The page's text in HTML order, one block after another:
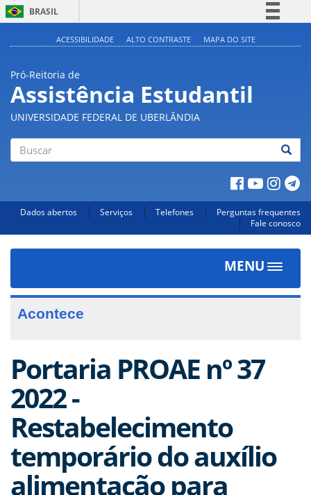
BRASIL
Acesso à informação
Legislação
Canais
ACESSIBILIDADE ALTO CONTRASTE MAPA DO SITE
Pró-Reitoria de
Assistência Estudantil
UNIVERSIDADE FEDERAL DE UBERLÂNDIA
Dados abertos Serviços Telefones
Perguntas frequentes
Fale conosco
MENU
Toggle
Acontece
Portaria PROAE nº 37
2022 -
Restabelecimento
temporário do auxílio
alimentação para